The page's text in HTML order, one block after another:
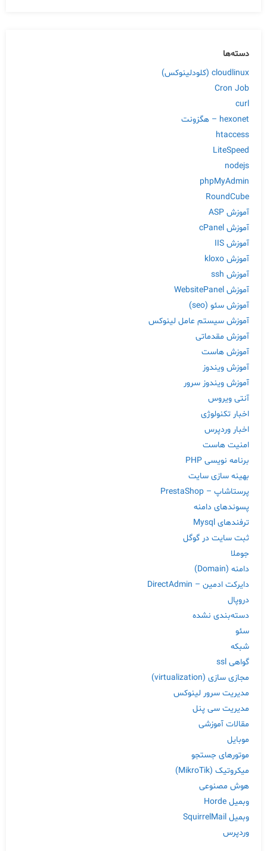
دسته‌ها
cloudlinux (کلودلینوکس)
Cron Job
curl
hexonet – هگزونت
htaccess
LiteSpeed
nodejs
phpMyAdmin
RoundCube
آموزش ASP
آموزش cPanel
آموزش IIS
آموزش kloxo
آموزش ssh
آموزش WebsitePanel
آموزش سئو (seo)
آموزش سیستم عامل لینوکس
آموزش مقدماتی
آموزش هاست
آموزش ویندوز
آموزش ویندوز سرور
آنتی ویروس
اخبار تکنولوژی
اخبار وردپرس
امنیت هاست
برنامه نویسی PHP
بهینه سازی سایت
پرستاشاپ – PrestaShop
پسوندهای دامنه
ترفندهای Mysql
ثبت سایت در گوگل
جوملا
دامنه (Domain)
دایرکت ادمین – DirectAdmin
دروپال
دسته‌بندی نشده
سئو
شبکه
گواهی ssl
مجازی سازی (virtualization)
مدیریت سرور لینوکس
مدیریت سی پنل
مقالات آموزشی
موبایل
موتورهای جستجو
میکروتیک (MikroTik)
هوش مصنوعی
وبمیل Horde
وبمیل SquirrelMail
وردپرس